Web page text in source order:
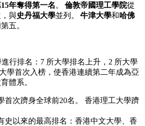
15年奪得第一名 。 倫敦帝國理工學院從
與史丹福大學並列。 牛津大學和哈佛
五。
行排名： 7 所大學排名上升， 2 所大學
學首次入榜，使香港連續第二年成為亞
體系。
首次躋身全球前20名。
香港理工大學躋
史以來的最高排名：香港中文大學、香